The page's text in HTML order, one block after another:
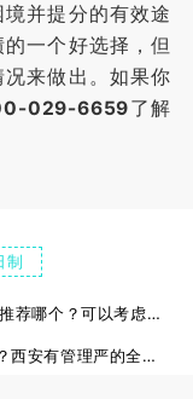
并提分的有效途
一个好选择，但
来做出。如果你
029-6659了解
制
想给孩子选个管理严格的补习学校推荐哪个？可以考虑下成才！
孩子高三学校管的比较松能转校吗？西安有管理严的全日制学校吗？